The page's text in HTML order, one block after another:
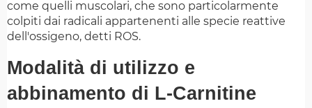
come quelli muscolari, che sono particolarmente
colpiti dai radicali appartenenti alle specie reattive
dell'ossigeno, detti ROS.
Modalità di utilizzo e
abbinamento di L-Carnitine